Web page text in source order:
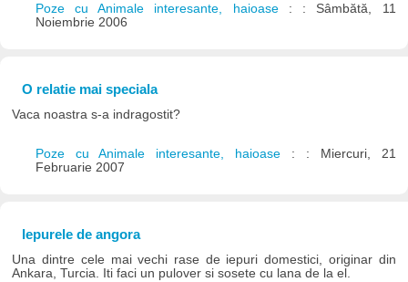
Poze cu Animale interesante, haioase : : Sâmbătă, 11
Noiembrie 2006
O relatie mai speciala
Vaca noastra s-a indragostit?
Poze cu Animale interesante, haioase : : Miercuri, 21
Februarie 2007
Iepurele de angora
Una dintre cele mai vechi rase de iepuri domestici, originar din
Ankara, Turcia. Iti faci un pulover si sosete cu lana de la el.